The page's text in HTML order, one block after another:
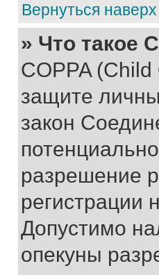
Вернуться наверх
» Что такое
COPPA
защите
закон
разрешение
регистрации
Допустимо
опекуны